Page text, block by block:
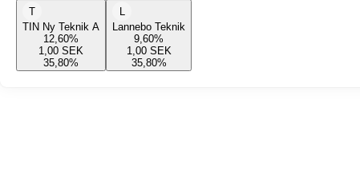
T
TIN Ny Teknik A
12,60%
1,00 SEK
35,80%
L
Lannebo Teknik
9,60%
1,00 SEK
35,80%